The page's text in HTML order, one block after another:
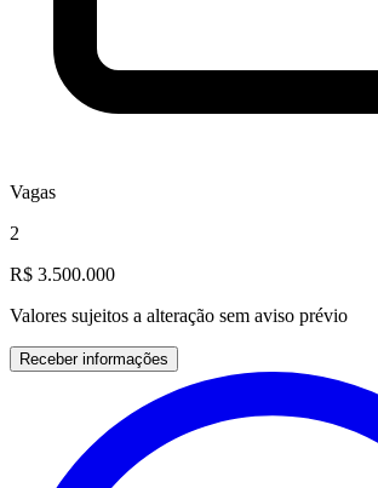
Vagas
2
R$ 3.500.000
Valores sujeitos a alteração sem aviso prévio
Receber informações